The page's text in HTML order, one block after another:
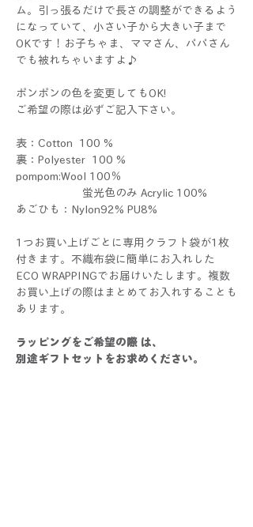
ム。引っ張るだけで長さの調整ができるよう
になっていて、小さい子から大きい子まで
OKです！お子ちゃま、ママさん、パパさん
でも被れちゃいますよ♪
ポンポンの色を変更してもOK!
ご希望の際は必ずご記入下さい。
表：Cotton 100 %
裏：Polyester 100 %
pompom:Wool 100％
蛍光色のみ Acrylic 100%
あごひも：Nylon92% PU8%
1つお買い上げごとに専用クラフト袋が1枚
付きます。不織布袋に簡単にお入れした
ECO WRAPPINGでお届けいたします。複数
お買い上げの際はまとめてお入れすることも
あります。
ラッピングをご希望の際 は、
別途ギフトセットをお求めください。